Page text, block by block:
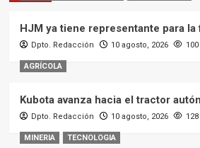
HJM ya tiene representante para la
Dpto. Redacción 10 agosto, 2026 100
AGRÍCOLA
Kubota avanza hacia el tractor
Dpto. Redacción 10 agosto, 2026 128
MINERIA TECNOLOGIA